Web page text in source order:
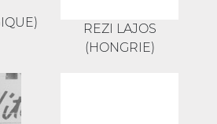
REZI LAJOS
(HONGRIE)